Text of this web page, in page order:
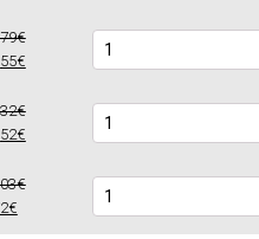
Parapiccione
quantità
Parapiccione
quantità
Parapiccione
quantità